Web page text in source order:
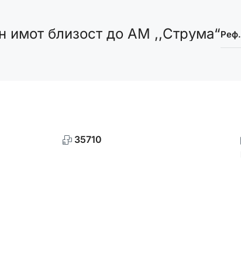
имот близост до АМ ,,Струма“
35710